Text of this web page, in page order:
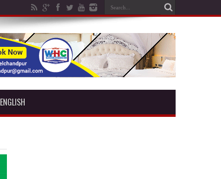
ENGLISH